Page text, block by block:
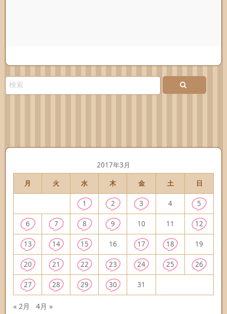
2017年3月
月
火 水 木 金 土 日
1 2 3 4 5
6 7 8 9 10 11 12
13 14 15 16 17 18 19
20 21 22 23 24 25 26
27 28 29 30 31
« 2月 4月 »